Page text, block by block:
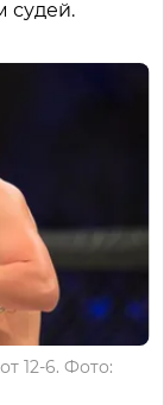
судей.
12-6. Фото: